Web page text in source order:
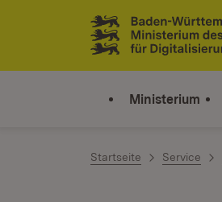
Zum Inhalt springen
Link zur Startseite
Ministerium
Startseite Service